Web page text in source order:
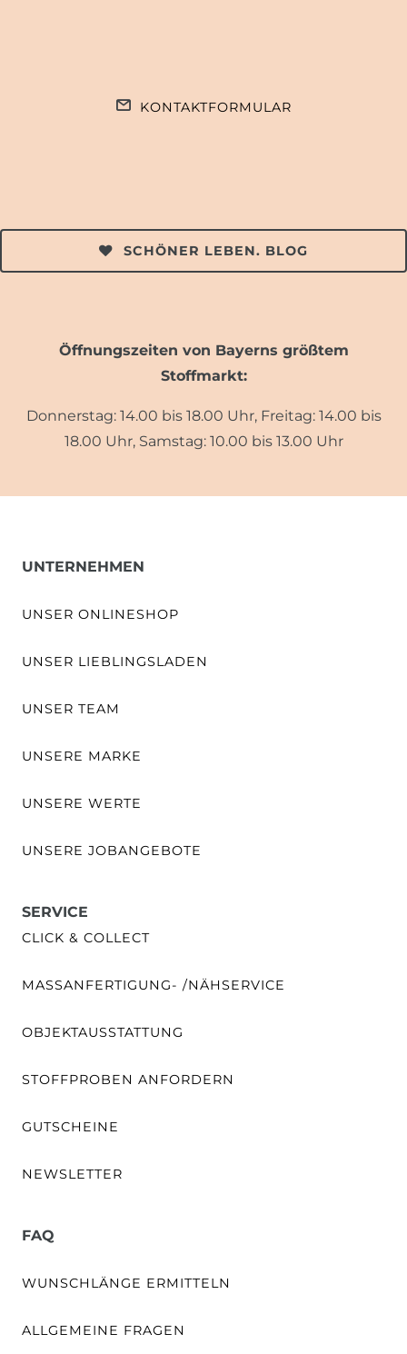
KONTAKTFORMULAR
SCHÖNER LEBEN. BLOG
Öffnungszeiten von Bayerns größtem
Stoffmarkt:
Donnerstag: 14.00 bis 18.00 Uhr, Freitag: 14.00 bis
18.00 Uhr, Samstag: 10.00 bis 13.00 Uhr
UNTERNEHMEN
UNSER ONLINESHOP
UNSER LIEBLINGSLADEN
UNSER TEAM
UNSERE MARKE
UNSERE WERTE
UNSERE JOBANGEBOTE
SERVICE
CLICK & COLLECT
MASSANFERTIGUNG- /NÄHSERVICE
OBJEKTAUSSTATTUNG
STOFFPROBEN ANFORDERN
GUTSCHEINE
NEWSLETTER
FAQ
WUNSCHLÄNGE ERMITTELN
ALLGEMEINE FRAGEN